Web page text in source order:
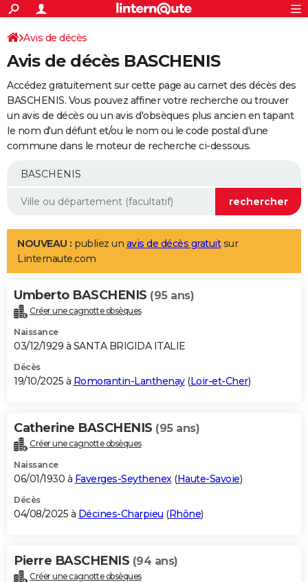
ACTUALITÉS
Politique
Société
Faits Divers
Education
Monde
Villes
+
SPORT
Coupe du monde 2026
Football
Tennis
Cyclisme
Rugby
Forum
Programme TV
TNT
Streaming
Cinéma
Sorties cinéma
Musique
+
FINANCE
Impôts
Immobilier
Risques naturels par ville
Banque
Assurance
Crédit
AUTO
Essais
Réserver un essai
Citadines
Berlines
SUV
Forum auto
+
Mobiles
Meilleur smartphone
Internet
Ordinateurs
Jeux vidéo
Guide high-tech
Aménagement intérieur
LIFESTYLE
Art de vivre
Bien-être
Loisirs
Mode
Modes de vie
Alimentation
Guide de la santé
Maladies
Médicaments
Sommeil
VOYAGE
Destinations
City break
Voyage nature
Voyage de noces
Forum
Climat
+PHOTO
GUIDES D'ACHAT
BONS PLANS
Carte de Noël
Carte Bonne année
Carte Saint-Valentin
Carte Pâques
Carte d'anniversaire
DICTIONNAIRE
Dictionnaire
Biographies
Citations
Expressions
Proverbes
PROGRAMME TV
S'inscrire
Se connecter
Lycées
Collèges
Primaires
Universités
Entreprises
Service militaire
Avis de recherche
AVIS DE DÉCÈS
Bricolage
Lifestyle
Culture
Sport
Auto
Television
Voyage
Cinema
Avis de décès
Avis de décès BASCHENIS
Accédez gratuitement sur cette page au carnet des décès des
BASCHENIS. Vous pouvez affiner votre recherche ou trouver
un avis de décès ou un avis d'obsèques plus ancien en tapant
le nom d'un défunt et/ou le nom ou le code postal d'une
commune dans le moteur de recherche ci-dessous.
NOUVEAU : publiez un avis de décès gratuitsur
Linternaute.com
Umberto BASCHENIS (95 ans)
Créer une cagnotte obsèques
Naissance
03/12/1929 à SANTA BRIGIDA ITALIE
Décès
19/10/2025 à Romorantin-Lanthenay(Loir-et-Cher)
Catherine BASCHENIS (95 ans)
Créer une cagnotte obsèques
Naissance
06/01/1930 à Faverges-Seythenex(Haute-Savoie)
Décès
04/08/2025 à Décines-Charpieu (Rhône)
Pierre BASCHENIS (94 ans)
Créer une cagnotte obsèques